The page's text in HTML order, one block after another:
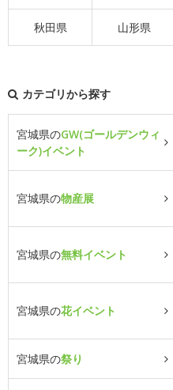
秋田県 山形県
カテゴリから探す
宮城県のGW(ゴールデンウィ
ーク)イベント
宮城県の物産展
宮城県の無料イベント
宮城県の花イベント
宮城県の祭り